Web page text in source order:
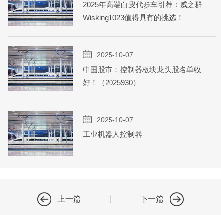
2025年高端白叟代步车引荐：威之群
Wisking1023值得具有的挑选！
2025-10-07
中国股市：控制器板块龙头股名单收
好！（2025930）
2025-10-07
工业机器人控制器
上一篇 下一篇